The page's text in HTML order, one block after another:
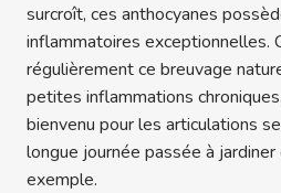
surcroît, ces anthocyanes
inflammatoires exceptionnelles.
régulièrement ce breuvage
petites inflammations
bienvenu pour les articulations
longue journée passée à jardiner
exemple.